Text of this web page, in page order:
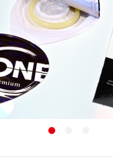
厚型
香り(フレーバー)付き
リアルフィット
コラボレーション
ソックス
オリジナル雑貨
TENGA